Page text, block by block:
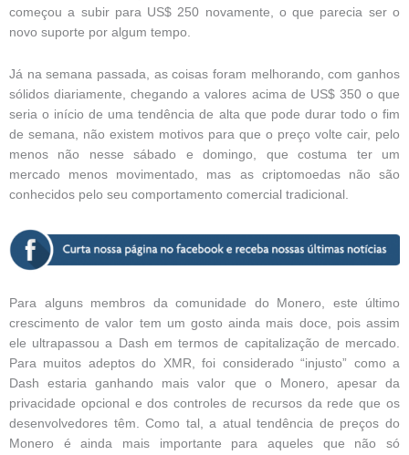
começou a subir para US$ 250 novamente, o que parecia ser o
novo suporte por algum tempo.
Já na semana passada, as coisas foram melhorando, com ganhos
sólidos diariamente, chegando a valores acima de US$ 350 o que
seria o início de uma tendência de alta que pode durar todo o fim
de semana, não existem motivos para que o preço volte cair, pelo
menos não nesse sábado e domingo, que costuma ter um
mercado menos movimentado, mas as criptomoedas não são
conhecidos pelo seu comportamento comercial tradicional.
Para alguns membros da comunidade do Monero, este último
crescimento de valor tem um gosto ainda mais doce, pois assim
ele ultrapassou a Dash em termos de capitalização de mercado.
Para muitos adeptos do XMR, foi considerado “injusto” como a
Dash estaria ganhando mais valor que o Monero, apesar da
privacidade opcional e dos controles de recursos da rede que os
desenvolvedores têm. Como tal, a atual tendência de preços do
Monero é ainda mais importante para aqueles que não só